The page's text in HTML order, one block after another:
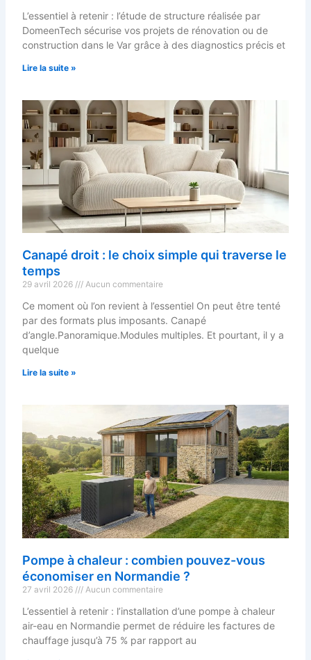
L’essentiel à retenir : l’étude de structure réalisée par
DomeenTech sécurise vos projets de rénovation ou de
construction dans le Var grâce à des diagnostics précis et
Lire la suite »
Canapé droit : le choix simple qui traverse le
temps
29 avril 2026 Aucun commentaire
Ce moment où l’on revient à l’essentiel On peut être tenté
par des formats plus imposants. Canapé
d’angle.Panoramique.Modules multiples. Et pourtant, il y a
quelque
Lire la suite »
Pompe à chaleur : combien pouvez-vous
économiser en Normandie ?
27 avril 2026 Aucun commentaire
L’essentiel à retenir : l’installation d’une pompe à chaleur
air-eau en Normandie permet de réduire les factures de
chauffage jusqu’à 75 % par rapport au